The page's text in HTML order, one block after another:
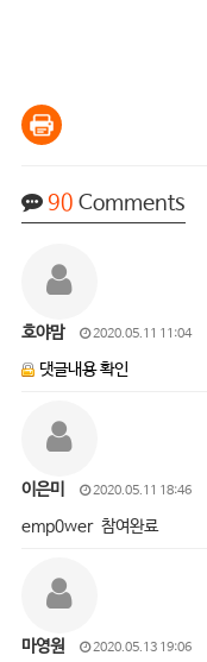
90 Comments
호야맘 2020.05.11 11:04
댓글내용 확인
이은미 2020.05.11 18:46
emp0wer 참여완료
마영원 2020.05.13 19:06